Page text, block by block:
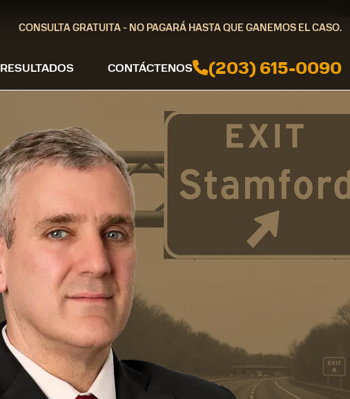
CONSULTA GRATUITA - NO PAGARÁ HASTA QUE GANEMOS EL CASO.
RESULTADOS CONTÁCTENOS (203) 615-0090